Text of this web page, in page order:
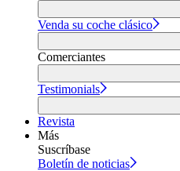
Venda su coche clásico
Comerciantes
Testimonials
Revista
Más
Suscríbase
Boletín de noticias